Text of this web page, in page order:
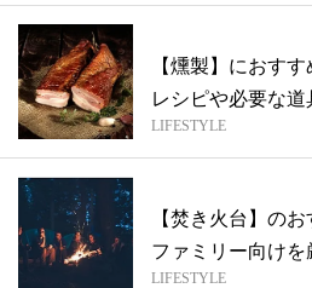
【燻製】におす
レシピや必要な道
LIFESTYLE
【焚き火台】の
ファミリー向けを
LIFESTYLE